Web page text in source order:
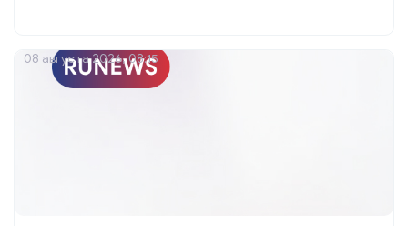
08 августа 2026, 08:15